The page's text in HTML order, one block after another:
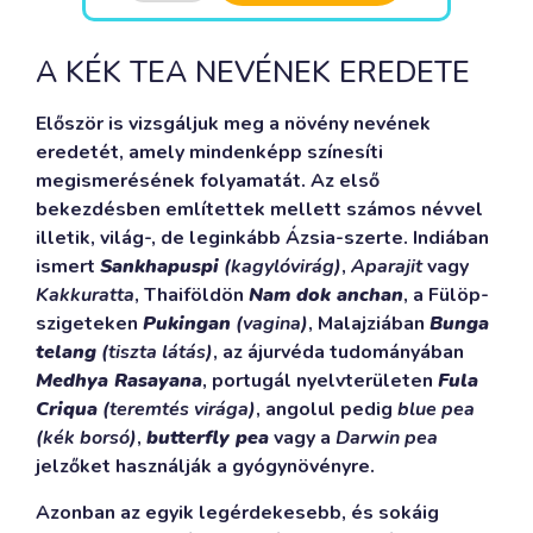
A KÉK TEA NEVÉNEK EREDETE
Először is vizsgáljuk meg a növény nevének
eredetét, amely mindenképp színesíti
megismerésének folyamatát. Az első
bekezdésben említettek mellett számos névvel
illetik, világ-, de leginkább Ázsia-szerte. Indiában
ismert Sankhapuspi (kagylóvirág), Aparajitvagy
Kakkuratta, Thaiföldön Nam dok anchan, a Fülöp-
szigeteken Pukingan (vagina), Malajziában Bunga
telang (tiszta látás), az ájurvéda tudományában
Medhya Rasayana, portugál nyelvterületen Fula
Criqua (teremtés virága), angolul pedig blue pea
(kék borsó), butterfly peavagy a Darwin pea
jelzőket használják a gyógynövényre.
Azonban az egyik legérdekesebb, és sokáig